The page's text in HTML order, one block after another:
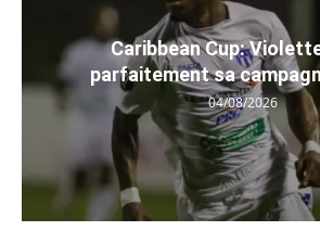
Caribbean Cup:
parfaitement sa
04/08/2026